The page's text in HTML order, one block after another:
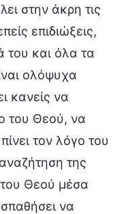
στην άκρη τις
επιδιώξεις,
του και όλα τα
ολόψυχα
κανείς να
του Θεού, να
τον λόγο του
της
του Θεού μέσα
να